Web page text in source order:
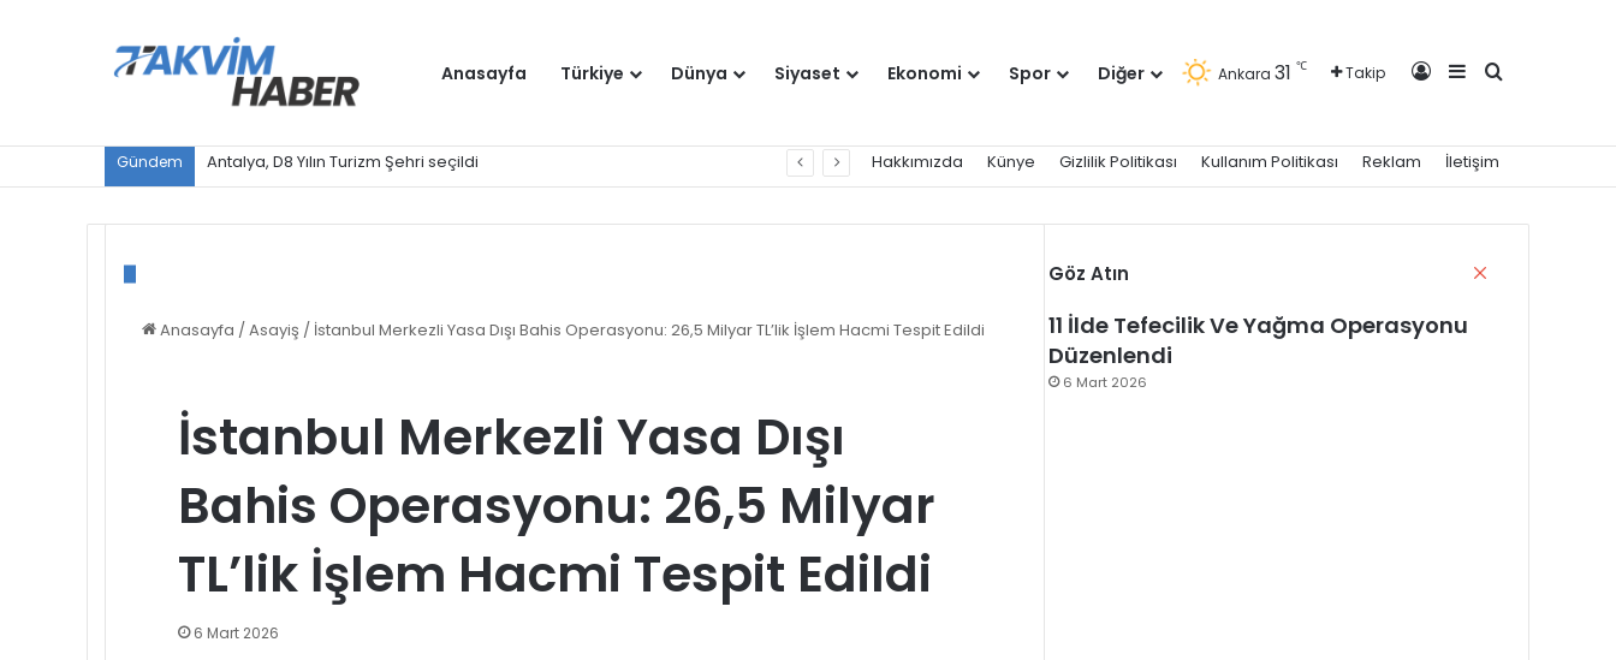
Anasayfa Türkiye Dünya Siyaset Ekonomi Spor Diğer Ankara 31 ℃ Takip Kayıt OlKenar Bölmesi
Arama yap
Gündem Antalya, D8 Yılın Turizm Şehri seçildi Hakkımızda Künye Gizlilik Politikası Kullanım Politikası Reklam İletişim
Anasayfa /Asayiş / İstanbul Merkezli Yasa Dışı Bahis Operasyonu: 26,5 Milyar TL’lik İşlem Hacmi Tespit Edildi
İstanbul Merkezli Yasa Dışı
Bahis Operasyonu: 26,5 Milyar
TL’lik İşlem Hacmi Tespit Edildi
6 Mart 2026
Göz Atın
11 İlde Tefecilik Ve Yağma Operasyonu
Düzenlendi
6 Mart 2026